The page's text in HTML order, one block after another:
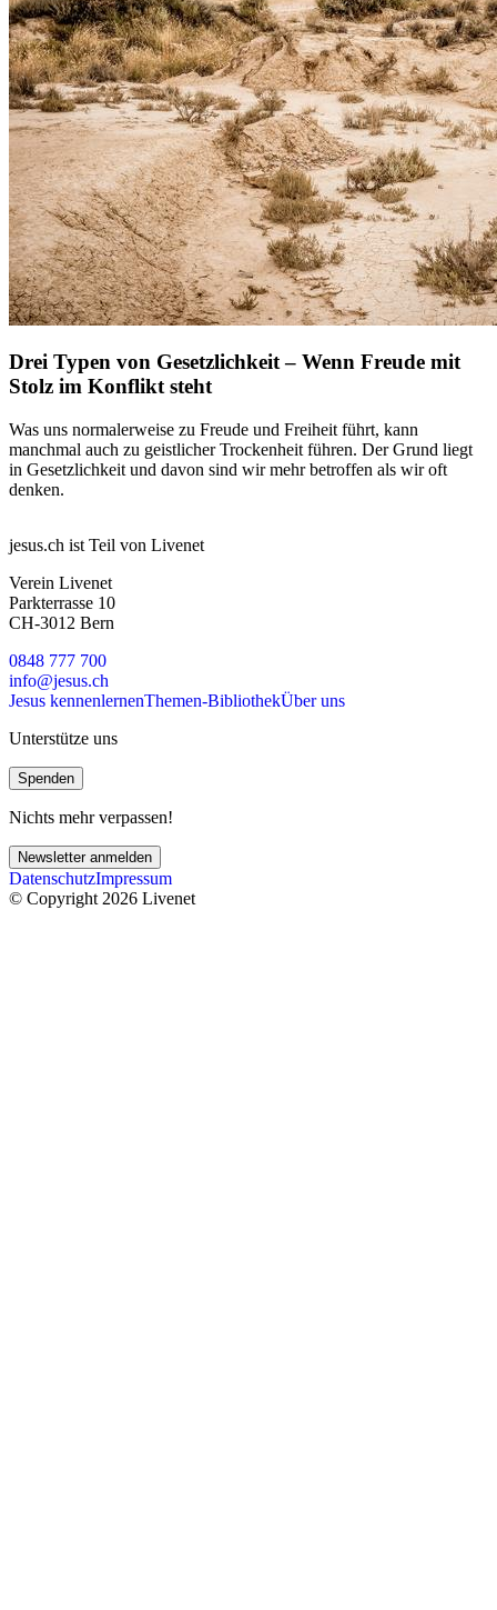
Drei Typen von Gesetzlichkeit – Wenn Freude mit
Stolz im Konflikt steht
Was uns normalerweise zu Freude und Freiheit führt, kann
manchmal auch zu geistlicher Trockenheit führen. Der Grund liegt
in Gesetzlichkeit und davon sind wir mehr betroffen als wir oft
denken.
jesus.ch ist Teil von Livenet
Verein Livenet
Parkterrasse 10
CH-3012 Bern
0848 777 700
info@jesus.ch
Jesus kennenlernenThemen-BibliothekÜber uns
Unterstütze uns
Spenden
Nichts mehr verpassen!
Newsletter anmelden
DatenschutzImpressum
© Copyright 2026 Livenet